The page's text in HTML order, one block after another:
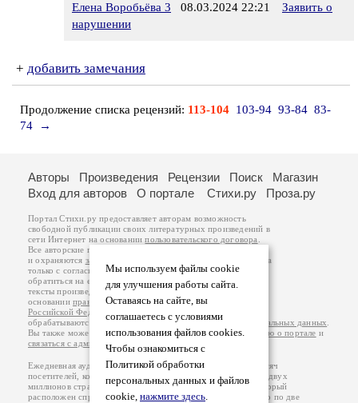
Елена Воробьёва 3 08.03.2024 22:21
Заявить о
нарушении
+ добавить замечания
Продолжение списка рецензий: 113-104 103-94 93-84 83-
74
→
Мы используем файлы cookie
для улучшения работы сайта.
Оставаясь на сайте, вы
соглашаетесь с условиями
использования файлов cookies.
Чтобы ознакомиться с
Политикой обработки
персональных данных и файлов
cookie, нажмите здесь.
Авторы Произведения Рецензии Поиск
Магазин
Вход для авторов
О портале Стихи.ру Проза.ру
Портал Стихи.ру предоставляет авторам возможность
свободной публикации своих литературных произведений в
сети Интернет на основаниипользовательского договора
Все авторские права на произведения принадлежат авторам
и охраняются законом
. Перепечатка произведений возможна
только с согласия его автора, к которому вы можете
обратиться на его авторской странице. Ответственность за
тексты произведений авторы несут самостоятельно на
основанииправил публикацииизаконодательства
Российской Федерации
обрабатываются на основанииПолитики обработки персональных данных
Вы также можете посмотреть более подробнуюинформацию о портале и
связаться с администрацией
Ежедневная аудитория портала Стихи.ру – порядка 200 тысяч
посетителей, которые в общей сумме просматривают более двух
миллионов страниц по данным счетчика посещаемости, который
расположен справа от этого текста. В каждой графе указано по две